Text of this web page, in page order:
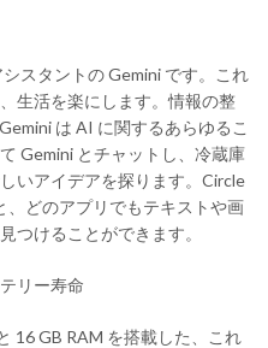
スタントの Gemini です。これ
生活を楽にします。情報の整
は AI に関するあらゆるこ
Gemini とチャットし、冷蔵庫
いアイデアを探ります。Circle
、どのアプリでもテキストや画
つけることができます。
リー寿命
16 GB RAM を搭載した、これ